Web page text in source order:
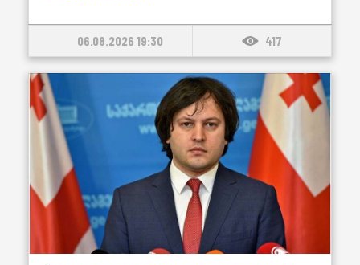
06.08.2026 19:30 417